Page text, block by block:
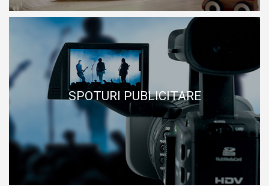
SPOTURI PUBLICITARE
SPOTURI PUBLICITARE